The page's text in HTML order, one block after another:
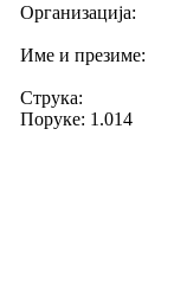
Организација:
Име и презиме:
Струка:
Поруке: 1.014